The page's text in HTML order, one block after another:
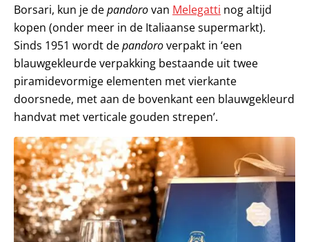
Borsari, kun je depandorovan Melegatti nog altijd
kopen (onder meer in de Italiaanse supermarkt).
Sinds 1951 wordt depandoroverpakt in ‘een
blauwgekleurde verpakking bestaande uit twee
piramidevormige elementen met vierkante
doorsnede, met aan de bovenkant een blauwgekleurd
handvat met verticale gouden strepen’.